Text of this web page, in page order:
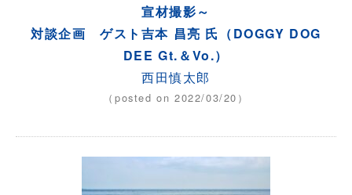
宣材撮影～
対談企画 ゲスト吉本 昌亮 氏（DOGGY DOG
DEE Gt.＆Vo.）
西田慎太郎
（posted on 2022/03/20）